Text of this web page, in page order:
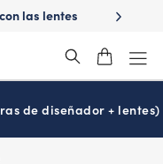
las lentes
¿Es
de diseñador + lentes)